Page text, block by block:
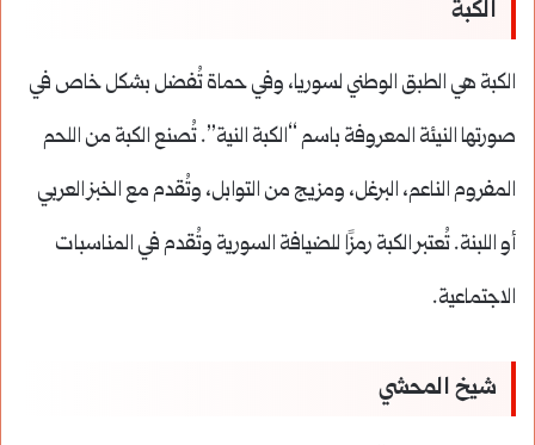
الكبة
الكبة هي الطبق الوطني لسوريا، وفي حماة تُفضل بشكل خاص في
صورتها النيئة المعروفة باسم “الكبة النية”. تُصنع الكبة من اللحم
المفروم الناعم، البرغل، ومزيج من التوابل، وتُقدم مع الخبز العربي
أو اللبنة. تُعتبر الكبة رمزًا للضيافة السورية وتُقدم في المناسبات
الاجتماعية.
شيخ المحشي